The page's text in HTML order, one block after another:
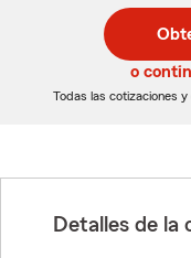
de
5
de
5
o
Todas las cotizaciones
Detalles de la